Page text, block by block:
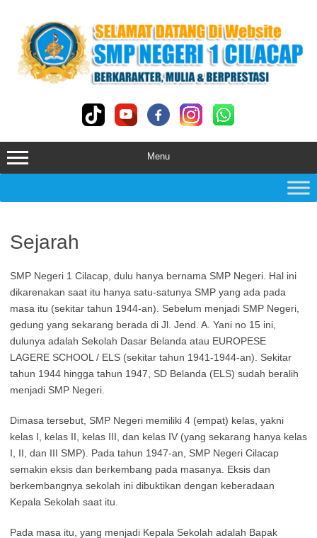
content
Menu
Sejarah
SMP Negeri 1 Cilacap, dulu hanya bernama SMP Negeri. Hal ini
dikarenakan saat itu hanya satu-satunya SMP yang ada pada
masa itu (sekitar tahun 1944-an). Sebelum menjadi SMP Negeri,
gedung yang sekarang berada di Jl. Jend. A. Yani no 15 ini,
dulunya adalah Sekolah Dasar Belanda atau EUROPESE
LAGERE SCHOOL / ELS (sekitar tahun 1941-1944-an). Sekitar
tahun 1944 hingga tahun 1947, SD Belanda (ELS) sudah beralih
menjadi SMP Negeri.
Dimasa tersebut, SMP Negeri memiliki 4 (empat) kelas, yakni
kelas I, kelas II, kelas III, dan kelas IV (yang sekarang hanya kelas
I, II, dan III SMP). Pada tahun 1947-an, SMP Negeri Cilacap
semakin eksis dan berkembang pada masanya. Eksis dan
berkembangnya sekolah ini dibuktikan dengan keberadaan
Kepala Sekolah saat itu.
Pada masa itu, yang menjadi Kepala Sekolah adalah Bapak